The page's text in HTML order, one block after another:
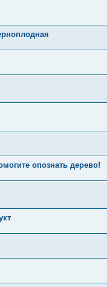
опознать дерево!